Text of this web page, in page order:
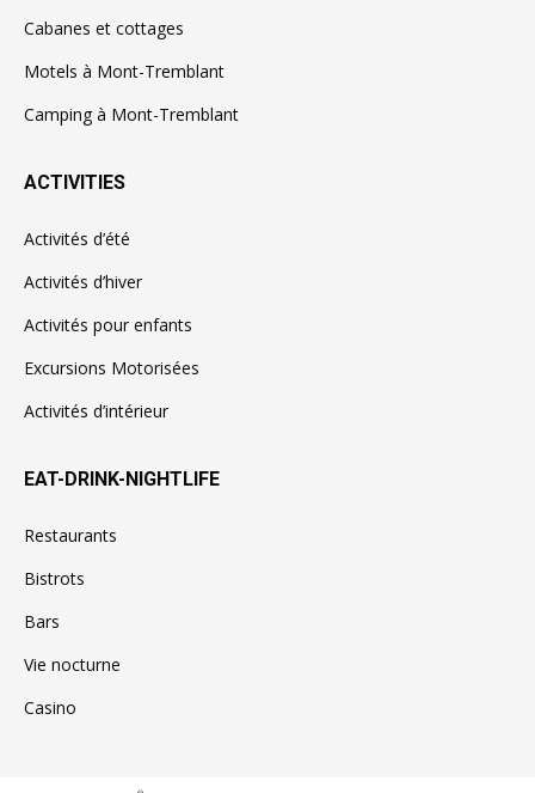
Cabanes et cottages
Motels à Mont-Tremblant
Camping à Mont-Tremblant
ACTIVITIES
Activités d’été
Activités d’hiver
Activités pour enfants
Excursions Motorisées
Activités d’intérieur
EAT-DRINK-NIGHTLIFE
Restaurants
Bistrots
Bars
Vie nocturne
Casino